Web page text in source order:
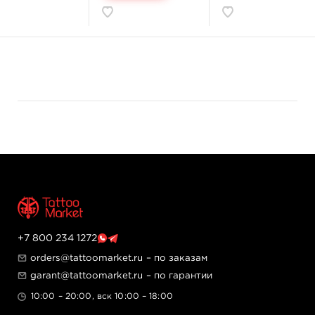
вбивания краски.
консистенции.
Американское производство.
Токсикологический контроль ингредиентов.
Стерилизация гамма-излучением.
Обладает паспортом безопасности SDS.
Краска является абсолютно веганским
продуктом.
+7 800 234 1272
orders@tattoomarket.ru – по заказам
garant@tattoomarket.ru – по гарантии
10:00 – 20:00, вск 10:00 – 18:00